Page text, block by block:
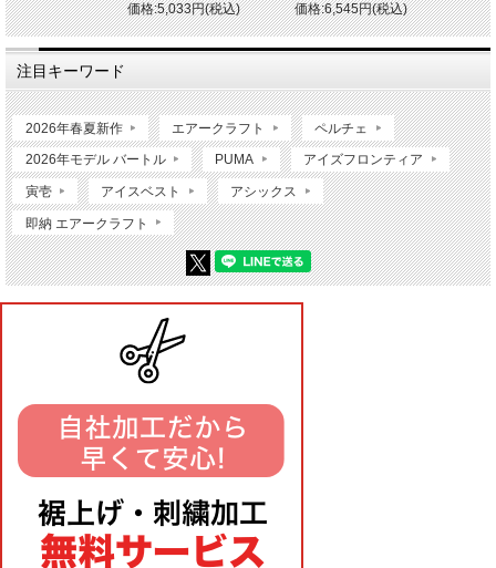
価格:5,033円(税込) 価格:6,545円(税込)
注目キーワード
2026年春夏新作 エアークラフト ペルチェ
2026年モデル バートル PUMA アイズフロンティア
寅壱 アイスベスト アシックス
即納 エアークラフト